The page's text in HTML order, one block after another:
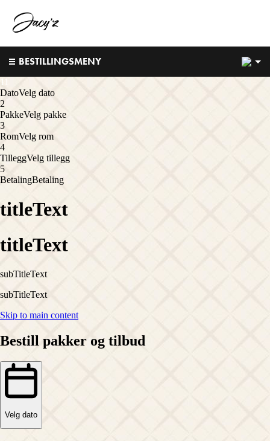
BESTILLINGSMENY
1
DatoVelg dato
2
PakkeVelg pakke
3
RomVelg rom
4
TilleggVelg tillegg
5
BetalingBetaling
titleText
titleText
subTitleText
subTitleText
Skip to main content
Bestill pakker og tilbud
Velg dato